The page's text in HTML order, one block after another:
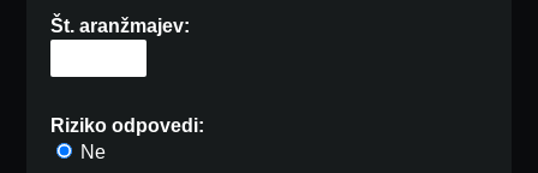
Št. aranžmajev:
Riziko odpovedi:
Ne